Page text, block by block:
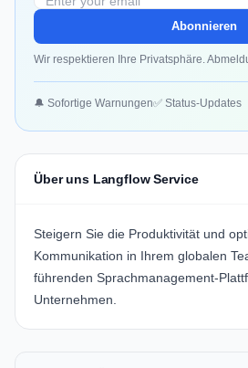
Abonnieren
Wir respektieren Ihre Privatsphäre.
🔔 Sofortige Warnungen✅ Status-Updates
Über uns Langflow Service
Steigern Sie die Produktivität und
Kommunikation in Ihrem globalen
führenden Sprachmanagement-
Unternehmen.